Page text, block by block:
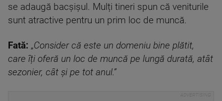
se adaugă bacșișul. Mulți tineri spun că veniturile
sunt atractive pentru un prim loc de muncă.
Fată: „Consider că este un domeniu bine plătit,
care îți oferă un loc de muncă pe lungă durată, atât
sezonier, cât și pe tot anul.”